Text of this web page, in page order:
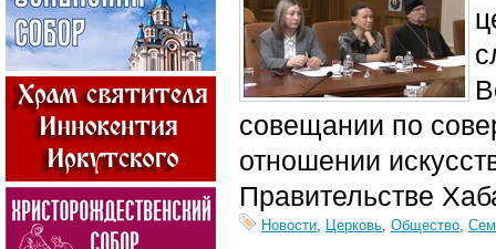
совещании по
отношении
Правительстве
Новости, Церковь, Общество,